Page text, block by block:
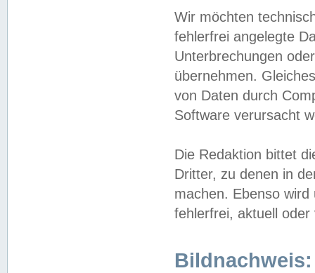
Wir möchten
fehlerfrei angelegte
Unterbrechungen
übernehmen.
von Daten durch
Software verursacht
Die Redaktion bittet
Dritter, zu denen in
machen. Ebenso
fehlerfrei, aktuell oder
Bildnachweis: